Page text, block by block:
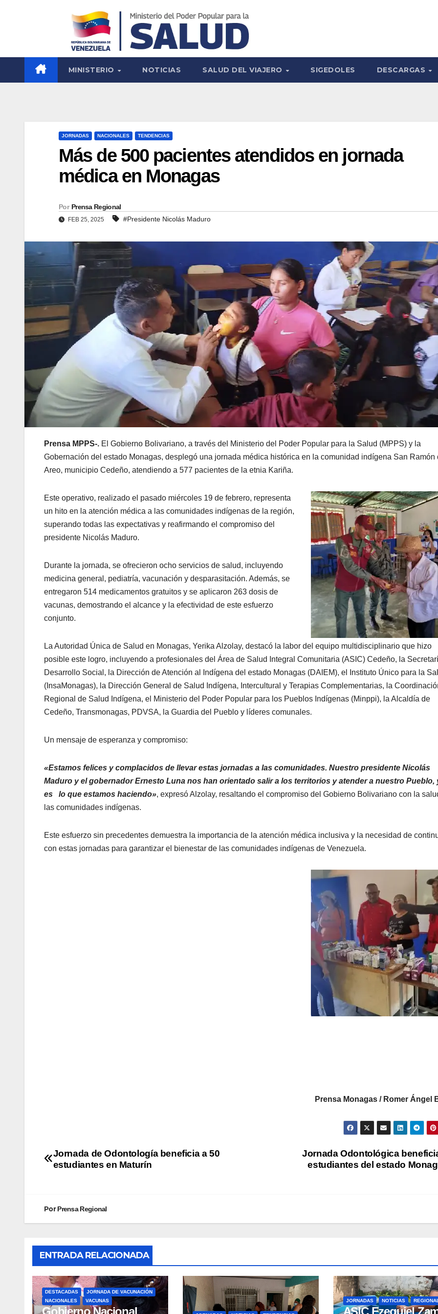
MINISTERIO NOTICIAS SALUD DEL VIAJERO SIGEDOLES DESCARGAS
JORNADAS NACIONALES TENDENCIAS
Más de 500 pacientes atendidos en jornada
médica en Monagas
Por Prensa Regional
FEB 25, 2025 #Presidente Nicolás Maduro
Prensa MPPS-. El Gobierno Bolivariano, a través del Ministerio del Poder Popular para la Salud (MPPS) y la
Gobernación del estado Monagas, desplegó una jornada médica histórica en la comunidad indígena San Ramón
Areo, municipio Cedeño, atendiendo a 577 pacientes de la etnia Kariña.
Este operativo, realizado el pasado miércoles 19 de febrero, representa
un hito en la atención médica a las comunidades indígenas de la región,
superando todas las expectativas y reafirmando el compromiso del
presidente Nicolás Maduro.
Durante la jornada, se ofrecieron ocho servicios de salud, incluyendo
medicina general, pediatría, vacunación y desparasitación. Además, se
entregaron 514 medicamentos gratuitos y se aplicaron 263 dosis de
vacunas, demostrando el alcance y la efectividad de este esfuerzo
conjunto.
La Autoridad Única de Salud en Monagas, Yerika Alzolay, destacó la labor del equipo multidisciplinario que hizo
posible este logro, incluyendo a profesionales del Área de Salud Integral Comunitaria (ASIC) Cedeño, la
Desarrollo Social, la Dirección de Atención al Indígena del estado Monagas (DAIEM), el Instituto Único para la
(InsaMonagas), la Dirección General de Salud Indígena, Intercultural y Terapias Complementarias, la
Regional de Salud Indígena, el Ministerio del Poder Popular para los Pueblos Indígenas (Minppi), la Alcaldía de
Cedeño, Transmonagas, PDVSA, la Guardia del Pueblo y líderes comunales.
Un mensaje de esperanza y compromiso:
«Estamos felices y complacidos de llevar estas jornadas a las comunidades. Nuestro presidente Nicolás
Maduro y el gobernador Ernesto Luna nos han orientado salir a los territorios y atender a nuestro Pueblo,
es lo que estamos haciendo», expresó Alzolay, resaltando el compromiso del Gobierno Bolivariano con la
las comunidades indígenas.
Este esfuerzo sin precedentes demuestra la importancia de la atención médica inclusiva y la necesidad de
con estas jornadas para garantizar el bienestar de las comunidades indígenas de Venezuela.
Prensa Monagas / Romer Ángel
Jornada Odontológica
estudiantes del estado
Jornada de Odontología beneficia a 50
estudiantes en Maturín
PorPrensa Regional
ENTRADA RELACIONADA
DESTACADAS
JORNADA DE VACUNACIÓN
NACIONALES
VACUNAS
Gobierno Nacional
JORNADAS NOTICIAS
ASIC Ezequiel